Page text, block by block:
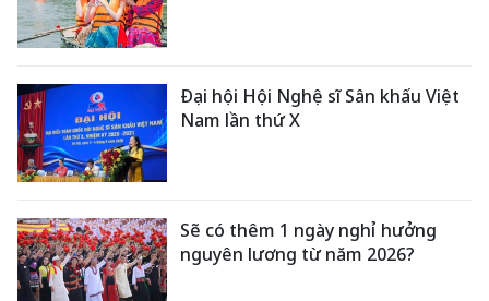
Đại hội Hội Nghệ sĩ Sân khấu Việt
Nam lần thứ X
Sẽ có thêm 1 ngày nghỉ hưởng
nguyên lương từ năm 2026?